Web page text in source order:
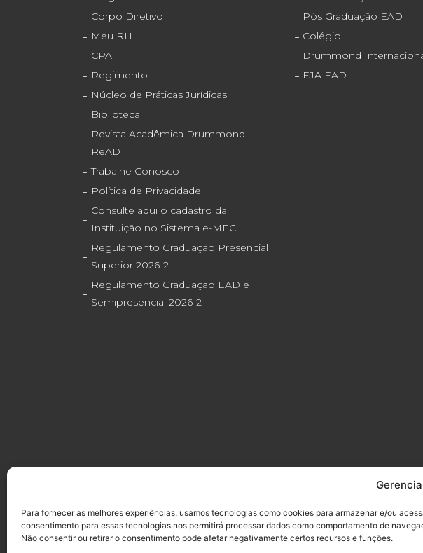
Para fornecer as melhores experiências, usamos tecnologias como cookies para armazenar e/ou
consentimento para essas tecnologias nos permitirá processar dados como comportamento de
Não consentir ou retirar o consentimento pode afetar negativamente certos recursos e funções.
Corpo Diretivo
Meu RH
CPA
Regimento
Núcleo de Práticas Jurídicas
Biblioteca
Revista Acadêmica Drummond -
ReAD
Trabalhe Conosco
Política de Privacidade
Consulte aqui o cadastro da
Instituição no Sistema e-MEC
Regulamento Graduação Presencial
Superior 2026-2
Regulamento Graduação EAD e
Semipresencial 2026-2
Pós Graduação EAD
Colégio
Drummond
EJA EAD
(11) 2227-8400 (11) 2214-6644